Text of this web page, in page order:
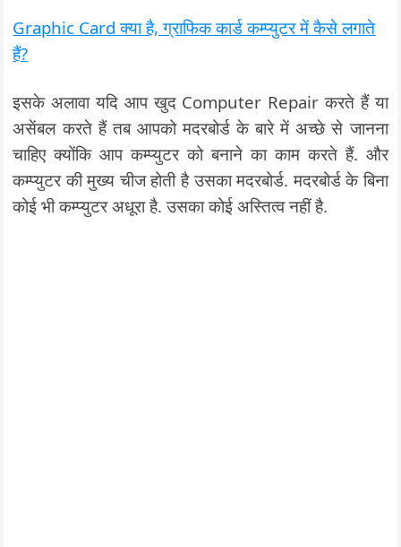
Graphic Card क्या है, ग्राफिक कार्ड कम्प्युटर में कैसे लगाते
हैं?
इसके अलावा यदि आप खुद Computer Repair करते हैं या
असेंबल करते हैं तब आपको मदरबोर्ड के बारे में अच्छे से जानना
चाहिए क्योंकि आप कम्प्युटर को बनाने का काम करते हैं. और
कम्प्युटर की मुख्य चीज होती है उसका मदरबोर्ड. मदरबोर्ड के बिना
कोई भी कम्प्युटर अधूरा है. उसका कोई अस्तित्व नहीं है.